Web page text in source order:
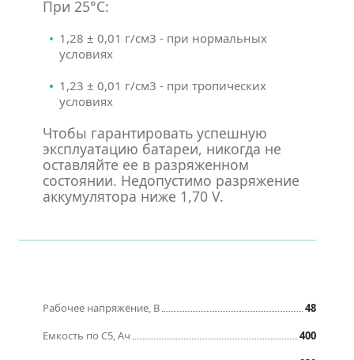
При 25°С:
1,28 ± 0,01 г/см3 - при нормальных
условиях
1,23 ± 0,01 г/см3 - при тропических
условиях
Чтобы гарантировать успешную
эксплуатацию батареи, никогда не
оставляйте ее в разряженном
состоянии. Недопустимо разряжение
аккумулятора ниже 1,70 V.
Рабочее напряжение, В
48
Емкость по C5, Ач
400